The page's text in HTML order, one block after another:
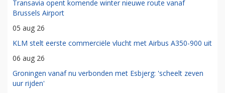
Transavia opent komende winter nieuwe route vanaf
Brussels Airport
05 aug 26
KLM stelt eerste commerciële vlucht met Airbus A350-900 uit
06 aug 26
Groningen vanaf nu verbonden met Esbjerg: 'scheelt zeven
uur rijden'